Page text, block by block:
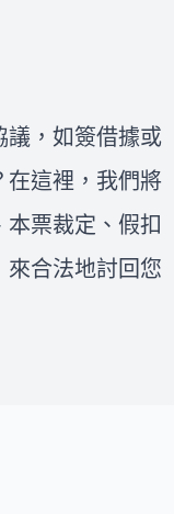
議，如簽借據或
在這裡，我們將
票裁定、假扣
合法地討回您